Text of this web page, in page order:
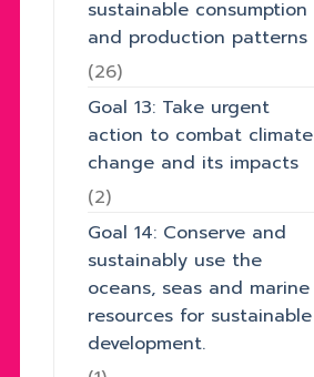
sustainable consumption
and production patterns
(26)
Goal 13: Take urgent
action to combat climate
change and its impacts
(2)
Goal 14: Conserve and
sustainably use the
oceans, seas and marine
resources for sustainable
development.